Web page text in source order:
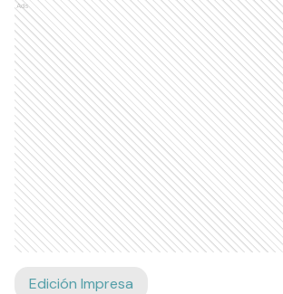
Ads
Edición Impresa